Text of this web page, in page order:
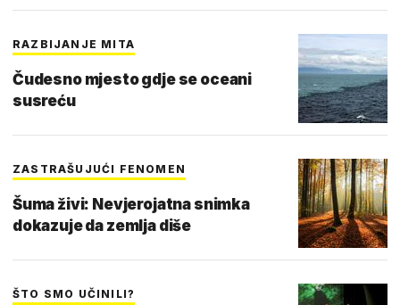
RAZBIJANJE MITA
Čudesno mjesto gdje se oceani
susreću
ZASTRAŠUJUĆI FENOMEN
Šuma živi: Nevjerojatna snimka
dokazuje da zemlja diše
ŠTO SMO UČINILI?